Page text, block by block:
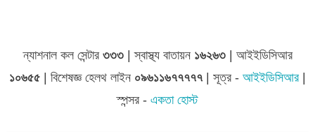
ন্যাশনাল কল সেন্টার ৩৩৩| স্বাস্থ্য বাতায়ন ১৬২৬৩| আইইডিসিআর
১০৬৫৫ | বিশেষজ্ঞ হেলথ লাইন ০৯৬১১৬৭৭৭৭৭| সূত্র - আইইডিসিআর|
স্পন্সর - একতা হোস্ট